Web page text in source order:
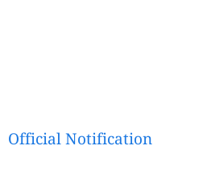
Official Notification